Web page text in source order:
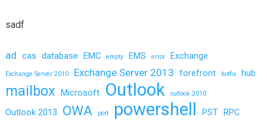
sadf
ad cas database EMC empty EMS error Exchange
Exchange Server 2010 Exchange Server 2013 forefront hotfix hub
mailbox Microsoft Outlook outlook 2010
Outlook 2013 OWA port powershell PST
RPC